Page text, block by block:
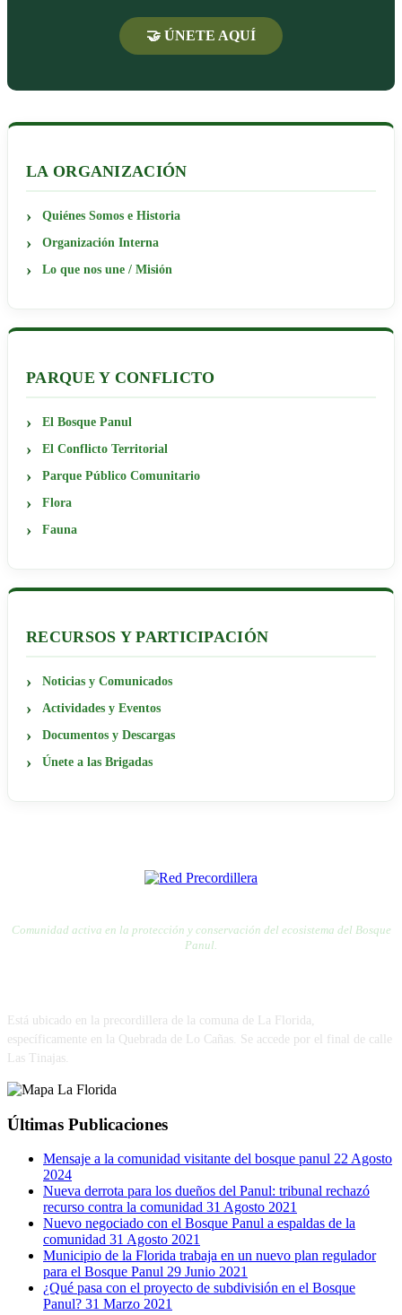
🤝 ÚNETE AQUÍ
LA ORGANIZACIÓN
Quiénes Somos e Historia
Organización Interna
Lo que nos une / Misión
PARQUE Y CONFLICTO
El Bosque Panul
El Conflicto Territorial
Parque Público Comunitario
Flora
Fauna
RECURSOS Y PARTICIPACIÓN
Noticias y Comunicados
Actividades y Eventos
Documentos y Descargas
Únete a las Brigadas
Comunidad activa en la protección y conservación del ecosistema del Bosque
Panul.
Está ubicado en la precordillera de la comuna de La Florida,
específicamente en la Quebrada de Lo Cañas. Se accede por el final de calle
Las Tinajas.
Últimas Publicaciones
Mensaje a la comunidad visitante del bosque panul 22 Agosto
2024
Nueva derrota para los dueños del Panul: tribunal rechazó
recurso contra la comunidad 31 Agosto 2021
Nuevo negociado con el Bosque Panul a espaldas de la
comunidad 31 Agosto 2021
Municipio de la Florida trabaja en un nuevo plan regulador
para el Bosque Panul 29 Junio 2021
¿Qué pasa con el proyecto de subdivisión en el Bosque
Panul? 31 Marzo 2021